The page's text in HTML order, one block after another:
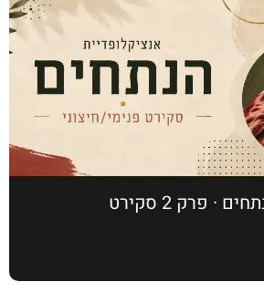
אנציקלופדיית הנתחים · פרק 2 סקירט